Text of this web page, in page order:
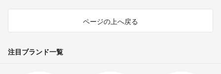
ページの上へ戻る
注目ブランド一覧